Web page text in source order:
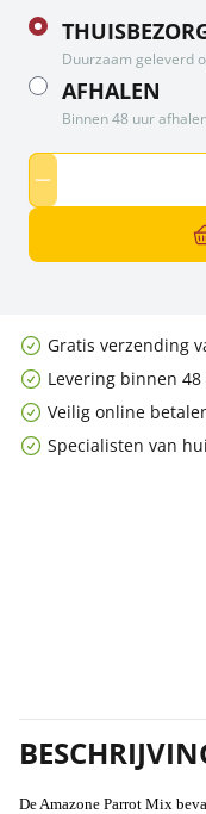
Duurzaam geleverd
AFHALEN
Binnen 48 uur
Gratis verzending
Levering binnen
Veilig online
Specialisten van
De Amazone Parrot Mix